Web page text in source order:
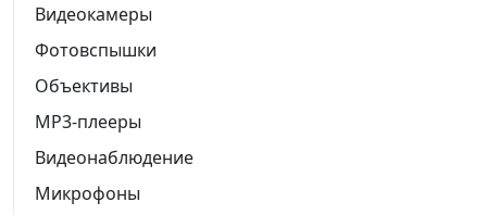
Видеокамеры
Фотовспышки
Объективы
MP3-плееры
Видеонаблюдение
Микрофоны